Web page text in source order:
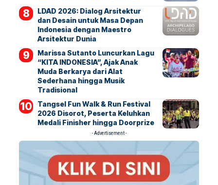
LDAD 2026: Dialog Arsitektur
dan Desain untuk Masa Depan
Indonesia dengan Maestro
Arsitektur Dunia
Marissa Sutanto Luncurkan Lagu
“KITA INDONESIA”, Ajak Anak
Muda Berkarya dari Alat
Sederhana hingga Musik
Tradisional
Tangsel Fun Walk & Run Festival
2026 Disorot, Peserta Keluhkan
Medali Finisher hingga Doorprize
- Advertisement -